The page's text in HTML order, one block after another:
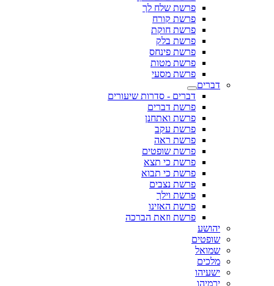
פרשת שלח לך
פרשת קורח
פרשת חוקת
פרשת בלק
פרשת פינחס
פרשת מטות
פרשת מסעי
דברים
דברים - סדרות שיעורים
פרשת דברים
פרשת ואתחנן
פרשת עקב
פרשת ראה
פרשת שופטים
פרשת כי תצא
פרשת כי תבוא
פרשת נצבים
פרשת וילך
פרשת האזינו
פרשת וזאת הברכה
יהושע
שופטים
שמואל
מלכים
ישעיהו
ירמיהו